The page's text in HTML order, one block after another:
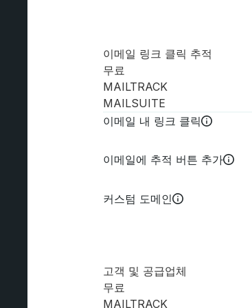
이메일 링크 클릭 추적
무료
MAILTRACK
MAILSUITE
이메일 내 링크 클릭
이메일에 추적 버튼 추가
커스텀 도메인
고객 및 공급업체
무료
MAILTRACK